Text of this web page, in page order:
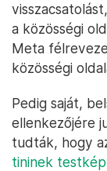
a közösségi
Meta
közösségi
Pedig saját,
ellenkezőjére
tudták, hogy
tininek